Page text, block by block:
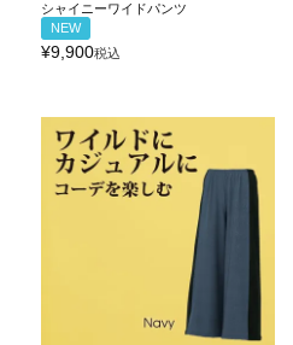
シャイニーワイドパンツ
NEW
¥9,900税込